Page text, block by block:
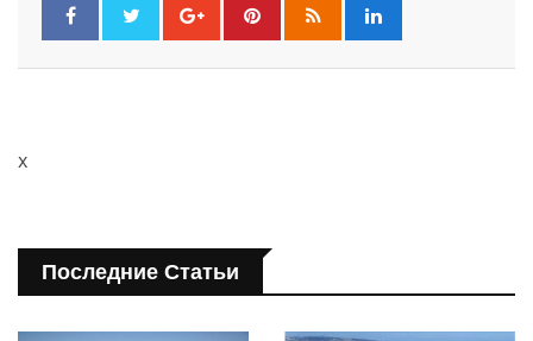
x
Последние Статьи